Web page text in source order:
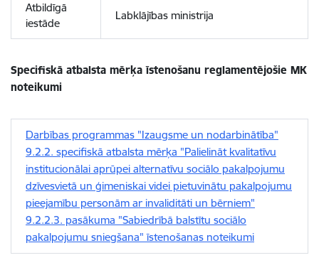
Atbildīgā
iestāde
Labklājības ministrija
Specifiskā atbalsta mērķa īstenošanu reglamentējošie MK
noteikumi
Darbības programmas "Izaugsme un nodarbinātība"
9.2.2. specifiskā atbalsta mērķa "Palielināt kvalitatīvu
institucionālai aprūpei alternatīvu sociālo pakalpojumu
dzīvesvietā un ģimeniskai videi pietuvinātu pakalpojumu
pieejamību personām ar invaliditāti un bērniem"
9.2.2.3. pasākuma "Sabiedrībā balstītu sociālo
pakalpojumu sniegšana" īstenošanas noteikumi